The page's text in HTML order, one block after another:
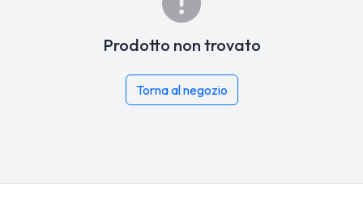
Prodotto non trovato
Torna al negozio